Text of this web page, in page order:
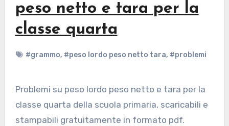
peso netto e tara per la
classe quarta
#grammo, #peso lordo peso netto tara, #problemi
Problemi su peso lordo peso netto e tara per la
classe quarta della scuola primaria, scaricabili e
stampabili gratuitamente in formato pdf.